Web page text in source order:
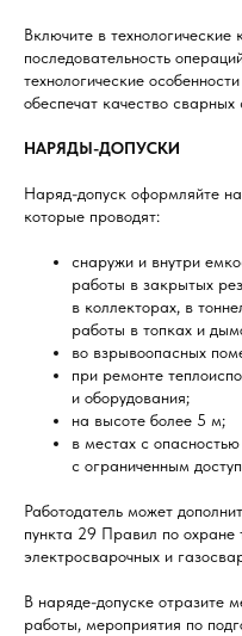
Включите в
последовательность
технологические
обеспечат качество сварных
НАРЯДЫ-ДОПУСКИ
Наряд-допуск оформляйте
которые проводят:
снаружи и внутри
работы в закрытых
в коллекторах, в
работы в топках и
во взрывоопасных
при ремонте
и оборудования;
на высоте более 5 м;
в местах с
с ограниченным
Работодатель может
пункта 29 Правил по охране
электросварочных и
В наряде-допуске отразите
работы, мероприятия по